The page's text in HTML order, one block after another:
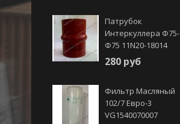
Патрубок
Интеркуллера Ф75-
Ф75 11N20-18014
280 руб
Фильтр Масляный
102/7 Евро-3
VG1540070007